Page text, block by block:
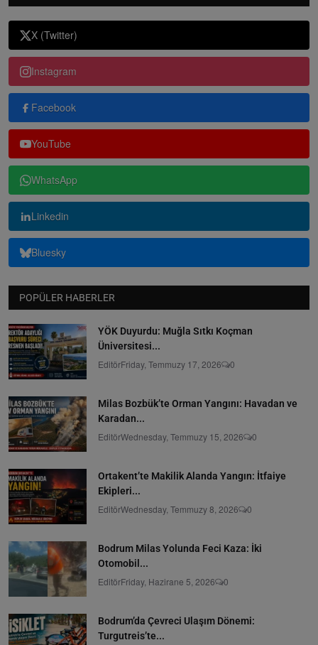
X (Twitter)
Instagram
Facebook
YouTube
WhatsApp
Linkedin
Bluesky
POPÜLER HABERLER
YÖK Duyurdu: Muğla Sıtkı Koçman
Üniversitesi...
EditörFriday, Temmuzy 17, 2026 0
Milas Bozbük’te Orman Yangını: Havadan ve
Karadan...
EditörWednesday, Temmuzy 15, 2026 0
Ortakent’te Makilik Alanda Yangın: İtfaiye
Ekipleri...
EditörWednesday, Temmuzy 8, 2026 0
Bodrum Milas Yolunda Feci Kaza: İki
Otomobil...
EditörFriday, Hazirane 5, 2026 0
Bodrum’da Çevreci Ulaşım Dönemi:
Turgutreis’te...